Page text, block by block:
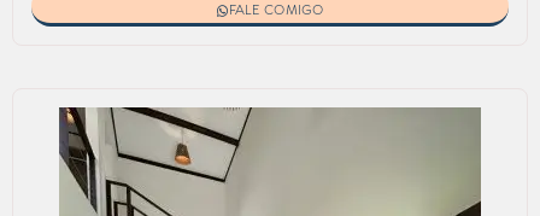
FALE COMIGO